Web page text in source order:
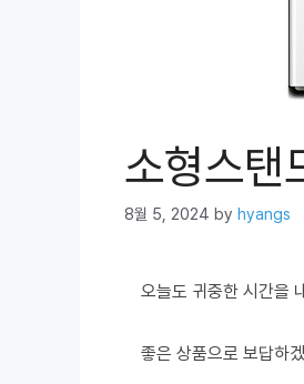
소형스탠
8월 5, 2024 by hyangs
오늘도 귀중한 시간을
좋은 상품으로 보답하